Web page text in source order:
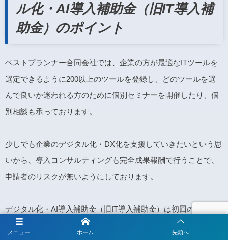
ル化・AI導入補助金（旧IT導入補
助金）のポイント
ベストプランナー合同会社では、企業の方が最適なITツールを
選定できるように200以上のツールを登録し、どのツールを選
んで良いか迷われる方のために個別セミナーを開催したり、個
別相談も承っております。
少しでも企業のデジタル化・DX化を支援していきたいという思
いから、導入コンサルティングも完全成果報酬で行うことで、
申請者のリスクが無いようにしております。
デジタル化・AI導入補助金（旧IT導入補助金）は初回の申請で
不採択だったとしても、次の締切があれば何回でも申請できる
メニュー ホーム 先頭へ